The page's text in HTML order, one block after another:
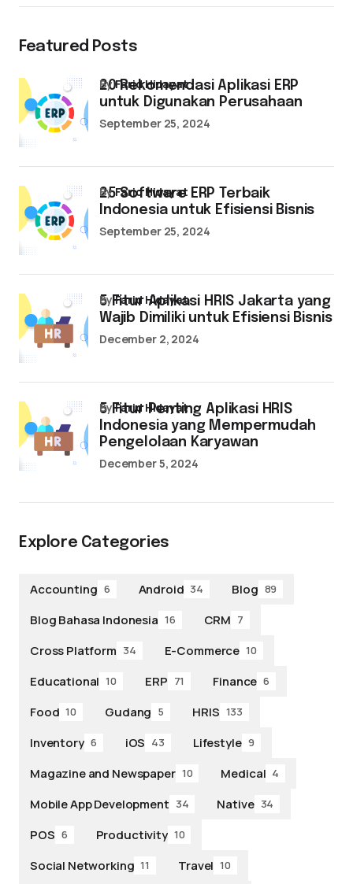
Featured Posts
20 Rekomendasi Aplikasi ERP
untuk Digunakan Perusahaan
byFarid Hidayat
September 25, 2024
25 Software ERP Terbaik
Indonesia untuk Efisiensi Bisnis
byFarid Hidayat
September 25, 2024
5 Fitur Aplikasi HRIS Jakarta yang
Wajib Dimiliki untuk Efisiensi Bisnis
byFarid Hidayat
December 2, 2024
5 Fitur Penting Aplikasi HRIS
Indonesia yang Mempermudah
Pengelolaan Karyawan
byFarid Hidayat
December 5, 2024
Explore Categories
Accounting 6 Android 34 Blog 89
Blog Bahasa Indonesia 16 CRM 7
Cross Platform 34 E-Commerce 10
Educational 10 ERP 71 Finance 6
Food 10 Gudang 5 HRIS 133
Inventory 6 iOS 43 Lifestyle 9
Magazine and Newspaper 10 Medical 4
Mobile App Development 34 Native 34
POS 6 Productivity 10
Social Networking 11 Travel 10